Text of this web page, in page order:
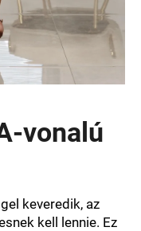
vonalú
keveredik, az
kell lennie. Ez